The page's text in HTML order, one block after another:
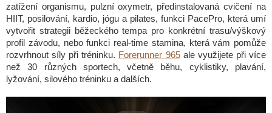
zatížení organismu, pulzní oxymetr, předinstalovaná cvičení na
HIIT, posilování, kardio, jógu a pilates, funkci PacePro, která umí
vytvořit strategii běžeckého tempa pro konkrétní trasu/výškový
profil závodu, nebo funkci real-time stamina, která vám pomůže
rozvrhnout síly při tréninku. Forerunner 965ale využijete při více
než 30 různých sportech, včetně běhu, cyklistiky, plavání,
lyžování, silového tréninku a dalších.